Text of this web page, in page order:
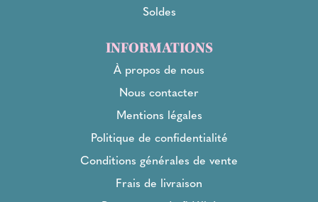
Soldes
INFORMATIONS
À propos de nous
Nous contacter
Mentions légales
Politique de confidentialité
Conditions générales de vente
Frais de livraison